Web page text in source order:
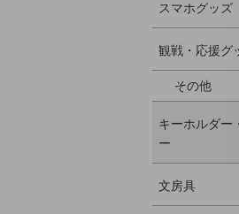
スマホグッズ
観戦・応援グ
その他
キーホルダー
ー
文房具